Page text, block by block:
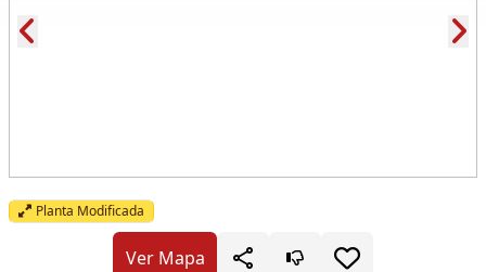
Planta Modificada
Ver Mapa